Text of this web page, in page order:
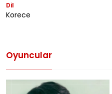
Dil
Korece
Oyuncular